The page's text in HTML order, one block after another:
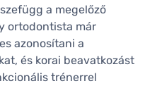
a megelőző
ortodontista már
azonosítani a
és korai beavatkozást
trénerrel